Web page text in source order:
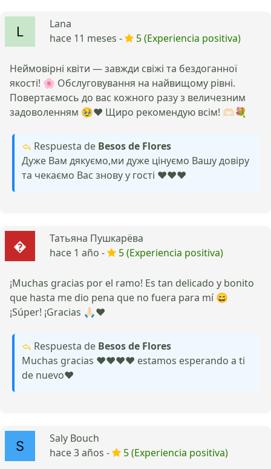
Lana
hace 11 meses -
5 (Experiencia positiva)
Неймовірні квіти — завжди свіжі та бездоганної
якості! 🌸 Обслуговування на найвищому рівні.
Повертаємось до вас кожного разу з величезним
задоволенням 🥹❤️ Щиро рекомендую всім! 🫶🏻💐
Respuesta de Besos de Flores
Дуже Вам дякуємо,ми дуже цінуємо Вашу довіру
та чекаємо Вас знову у гості ❤️❤️❤️
Татьяна Пушкарёва
hace 1 año -
5 (Experiencia positiva)
¡Muchas gracias por el ramo! Es tan delicado y bonito
que hasta me dio pena que no fuera para mí 😄
¡Súper! ¡Gracias 🙏🏻❤️
Respuesta de Besos de Flores
Muchas gracias ❤️❤️❤️❤️ estamos esperando a ti
de nuevo❤️
Saly Bouch
hace 3 años -
5 (Experiencia positiva)